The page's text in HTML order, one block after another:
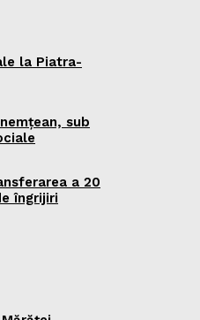
la Piatra-
sub
a 20
îngrijiri